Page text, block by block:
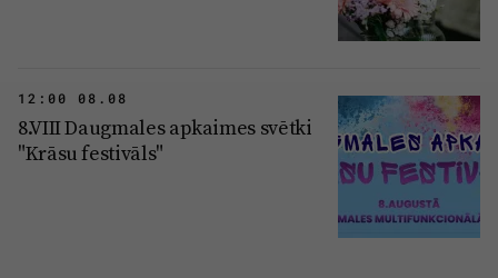
12:00 08.08
8.VIII Daugmales apkaimes svētki
"Krāsu festivāls"